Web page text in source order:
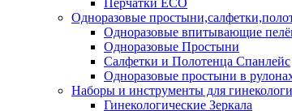
Перчатки ECO
Одноразовые
Одноразовые впитывающие
Одноразовые Простыни
Салфетки и Полотенца Спанлейс
Одноразовые простыни в
Наборы и инструменты для
Гинекологические Зеркала